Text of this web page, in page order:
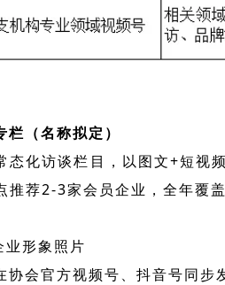
（名称拟定）
态化访谈栏目，以图文+短视
荐2-3家会员企业，全年覆
业形象照片
会官方视频号、抖音号同步